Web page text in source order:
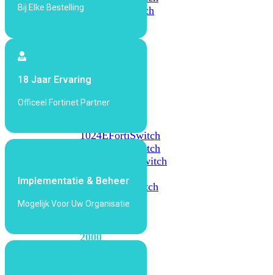
648F
FortiSwitch
1000
Series
1024EFortiSwitch
FortiSwitch
FortiSwitch
T1024F-
FPOEFortiSwitch
1048G
2000
Bij Elke Bestelling
18 Jaar Ervaring
Officeel Fortinet Partner
Implementatie & Beheer
Mogelijk Voor Uw Organisatie